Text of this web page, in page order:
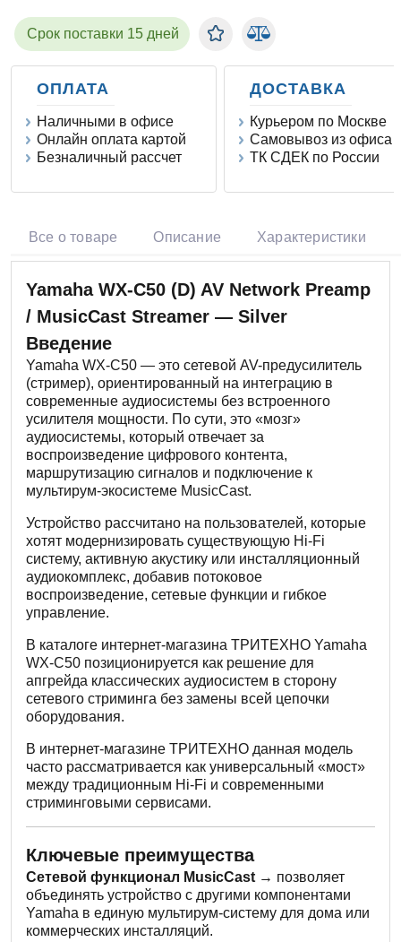
Срок поставки 15 дней
ОПЛАТА
Наличными в офисе
Онлайн оплата картой
Безналичный рассчет
ДОСТАВКА
Курьером по Москве
Самовывоз из офиса
ТК СДЕК по России
Все о товаре Описание Характеристики
Yamaha WX-C50 (D) AV Network Preamp
/ MusicCast Streamer — Silver
Введение
Yamaha WX-C50 — это сетевой AV-предусилитель
(стример), ориентированный на интеграцию в
современные аудиосистемы без встроенного
усилителя мощности. По сути, это «мозг»
аудиосистемы, который отвечает за
воспроизведение цифрового контента,
маршрутизацию сигналов и подключение к
мультирум-экосистеме MusicCast.
Устройство рассчитано на пользователей, которые
хотят модернизировать существующую Hi-Fi
систему, активную акустику или инсталляционный
аудиокомплекс, добавив потоковое
воспроизведение, сетевые функции и гибкое
управление.
В каталоге интернет-магазина ТРИТЕХНО Yamaha
WX-C50 позиционируется как решение для
апгрейда классических аудиосистем в сторону
сетевого стриминга без замены всей цепочки
оборудования.
В интернет-магазине ТРИТЕХНО данная модель
часто рассматривается как универсальный «мост»
между традиционным Hi-Fi и современными
стриминговыми сервисами.
Ключевые преимущества
Сетевой функционал MusicCast → позволяет
объединять устройство с другими компонентами
Yamaha в единую мультирум-систему для дома или
коммерческих инсталляций.